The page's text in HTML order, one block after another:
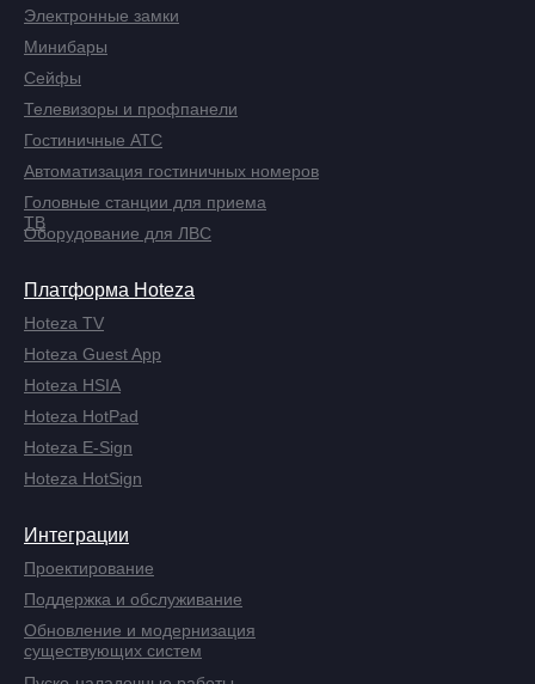
Электронные замки
Минибары
Сейфы
Телевизоры и профпанели
Гостиничные АТС
Головные станции для приема
ТВ
Оборудование для ЛВС
Платформа Hoteza
Hoteza TV
Hoteza Guest App
Hoteza HSIA
Hoteza HotPad
Hoteza E-Sign
Hoteza HotSign
Интеграции
Проектирование
Поддержка и обслуживание
Обновление и модернизация
существующих систем
Автоматизация гостиничных номеров